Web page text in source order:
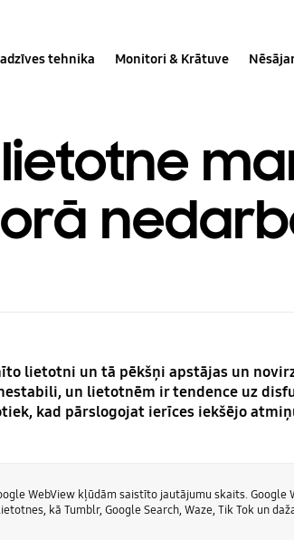
tehnika Monitori & Krātuve
lietotni un tā pēkšņi apstājas un
un lietotnēm ir tendence uz
kad pārslogojat ierīces iekšējo
WebView kļūdām saistīto jautājumu skaits.
kā Tumblr, Google Search, Waze, Tik Tok un